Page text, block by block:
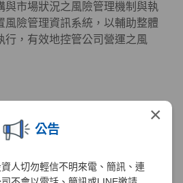
×
公告
人切勿輕信不明來電、簡訊、連
與市場狀況之風險管理機制與執
風險管理資訊系統，以輔助整體
行，有效地控管公司營運之風
智慧管理財產的重視與保護，元
定「智慧財產權管理要點」、
年導入台灣智慧財產管理系統